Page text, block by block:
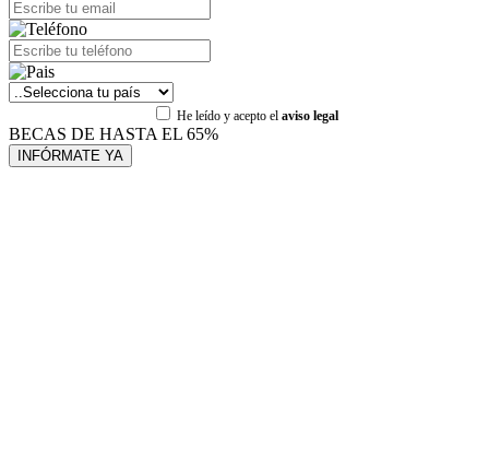
He leído y acepto el aviso legal
BECAS DE HASTA EL 65%